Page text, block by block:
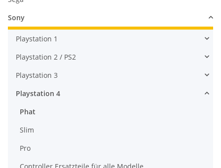
Sony
Playstation 1
Playstation 2 / PS2
Playstation 3
Playstation 4
Phat
Slim
Pro